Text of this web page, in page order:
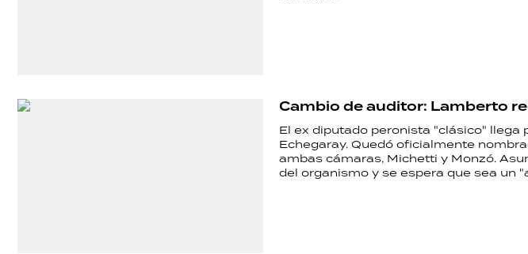
Cambio de auditor: Lamberto
El ex diputado peronista "clásico"
Echegaray. Quedó oficialmente
ambas cámaras, Michetti y Monzó.
del organismo y se espera que sea un
POLÍTICA
ACTUALIDAD